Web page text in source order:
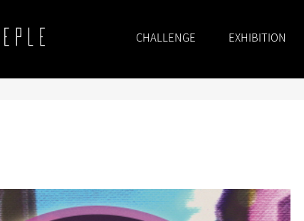
CHALLENGE EXHIBITION